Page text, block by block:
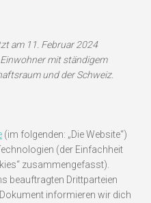
am 11. Februar 2024
mit ständigem
und der Schweiz.
(im folgenden: „Die Website“)
(der Einfachheit
zusammengefasst).
beauftragten Drittparteien
informieren wir dich